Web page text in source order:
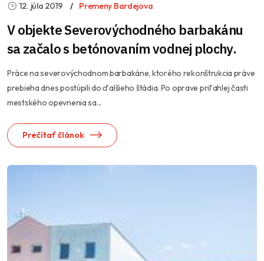
12. júla 2019 Premeny Bardejova
V objekte Severovýchodného barbakánu
sa začalo s betónovaním vodnej plochy.
Práce na severovýchodnom barbakáne, ktorého rekonštrukcia práve
prebieha dnes postúpili do ďalšieho štádia. Po oprave priľahlej časti
mestského opevnenia sa...
Prečítať článok